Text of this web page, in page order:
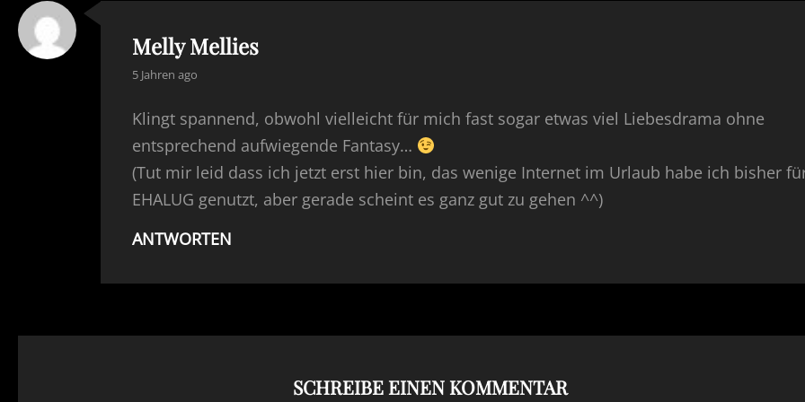
Melly Mellies
says:
5 Jahren ago
Klingt spannend, obwohl vielleicht für mich fast sogar etwas viel Liebesdrama ohne
entsprechend aufwiegende Fantasy…
(Tut mir leid dass ich jetzt erst hier bin, das wenige Internet im Urlaub habe ich bisher
EHALUG genutzt, aber gerade scheint es ganz gut zu gehen ^^)
ANTWORTEN
SCHREIBE EINEN KOMMENTAR